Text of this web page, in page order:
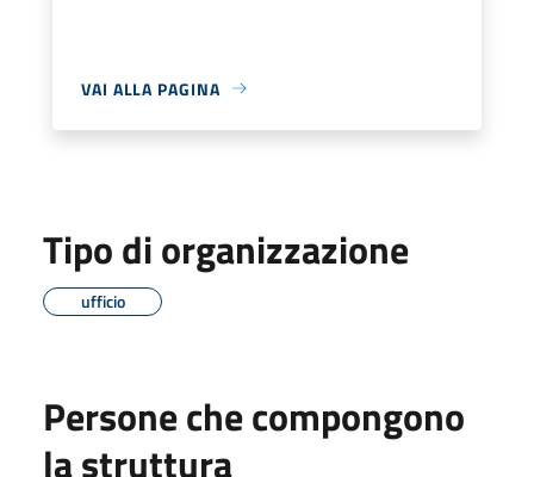
VAI ALLA PAGINA
Tipo di organizzazione
ufficio
Persone che compongono
la struttura